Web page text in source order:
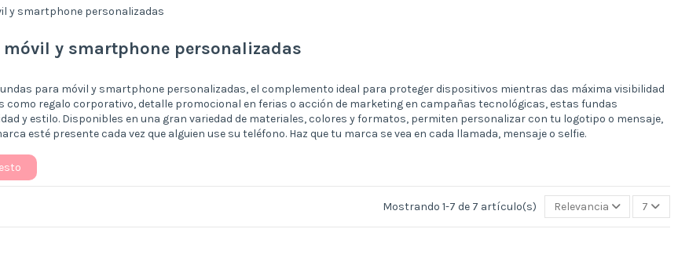
y smartphone personalizadas
móvil y smartphone personalizadas
para móvil y smartphone personalizadas, el complemento ideal para proteger dispositivos mientras das máxima visibilidad
como regalo corporativo, detalle promocional en ferias o acción de marketing en campañas tecnológicas, estas fundas
y estilo. Disponibles en una gran variedad de materiales, colores y formatos, permiten personalizar con tu logotipo o mensaje,
esté presente cada vez que alguien use su teléfono. Haz que tu marca se vea en cada llamada, mensaje o selfie.
Mostrando 1-7 de 7 artículo(s) Relevancia 7